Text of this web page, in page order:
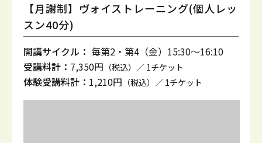
【月謝制】ヴォイストレーニング(個人レッ
スン40分)
開講サイクル： 毎第2・第4（金）15:30～16:10
受講料計： 7,350円 （税込）／ 1チケット
体験受講料計： 1,210円 （税込）／ 1チケット